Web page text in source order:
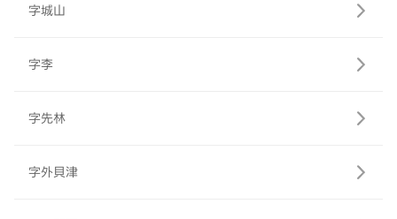
字城山
字李
字先林
字外貝津